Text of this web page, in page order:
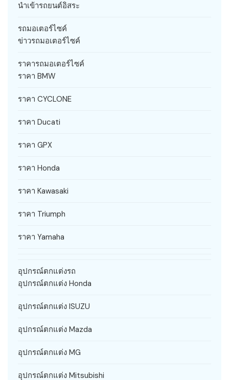
นำเข้ารถยนต์อิสระ
รถมอเตอร์ไซค์
ข่าวรถมอเตอร์ไซค์
ราคารถมอเตอร์ไซค์
ราคา BMW
ราคา CYCLONE
ราคา Ducati
ราคา GPX
ราคา Honda
ราคา Kawasaki
ราคา Triumph
ราคา Yamaha
อุปกรณ์ตกแต่งรถ
อุปกรณ์ตกแต่ง Honda
อุปกรณ์ตกแต่ง ISUZU
อุปกรณ์ตกแต่ง Mazda
อุปกรณ์ตกแต่ง MG
อุปกรณ์ตกแต่ง Mitsubishi